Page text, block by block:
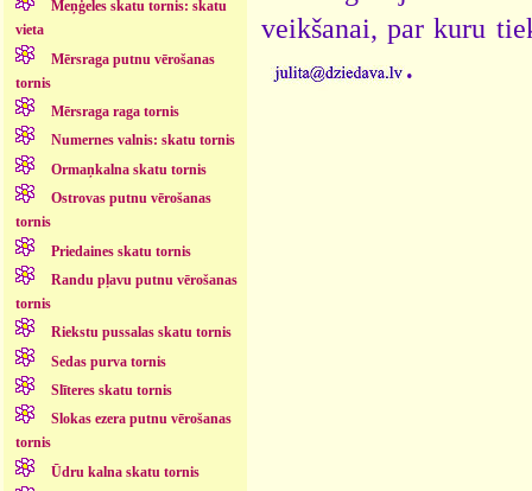
Meņģeles skatu tornis: skatu
vieta
Mērsraga putnu vērošanas
tornis
Mērsraga raga tornis
Numernes valnis: skatu tornis
Ormaņkalna skatu tornis
Ostrovas putnu vērošanas
tornis
Priedaines skatu tornis
Randu pļavu putnu vērošanas
tornis
Riekstu pussalas skatu tornis
Sedas purva tornis
Slīteres skatu tornis
Slokas ezera putnu vērošanas
tornis
Ūdru kalna skatu tornis
veikšanai, par kuru
.